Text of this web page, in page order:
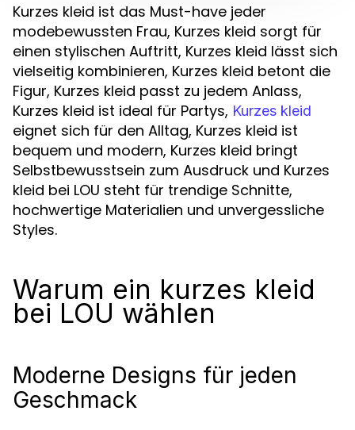
Kurzes kleid ist das Must-have jeder
modebewussten Frau, Kurzes kleid sorgt für
einen stylischen Auftritt, Kurzes kleid lässt sich
vielseitig kombinieren, Kurzes kleid betont die
Figur, Kurzes kleid passt zu jedem Anlass,
Kurzes kleid ist ideal für Partys, Kurzes kleid
eignet sich für den Alltag, Kurzes kleid ist
bequem und modern, Kurzes kleid bringt
Selbstbewusstsein zum Ausdruck und Kurzes
kleid bei LOU steht für trendige Schnitte,
hochwertige Materialien und unvergessliche
Styles.
Warum ein kurzes kleid
bei LOU wählen
Moderne Designs für jeden
Geschmack